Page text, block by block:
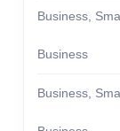
Business,
Business
Business,